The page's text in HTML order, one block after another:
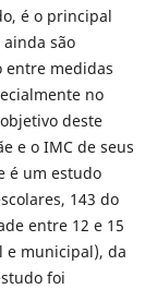
é o principal
são
entre medidas
no
deste
e o IMC de seus
é um estudo
143 do
entre 12 e 15
e municipal), da
foi